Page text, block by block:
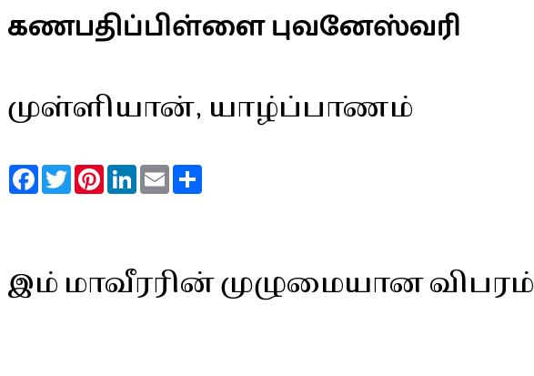
கணபதிப்பிள்ளை புவனேஸ்வரி
முள்ளியான், யாழ்ப்பாணம்
FacebookTwitterPinterestLinkedInEmail
இம் மாவீரரின் முழுமையான விபரம்